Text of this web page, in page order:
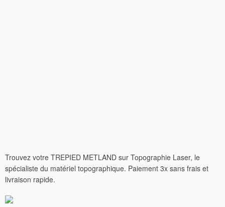
Trouvez votre TREPIED METLAND sur Topographie Laser, le
spécialiste du matériel topographique. Paiement 3x sans frais et
livraison rapide.